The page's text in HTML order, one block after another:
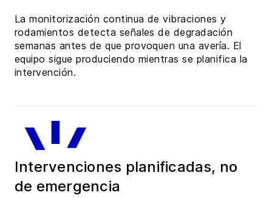
La monitorización continua de vibraciones y
rodamientos detecta señales de degradación
semanas antes de que provoquen una avería. El
equipo sigue produciendo mientras se planifica la
intervención.
Intervenciones planificadas, no
de emergencia